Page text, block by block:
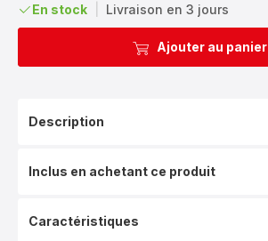
En stock Livraison en 3 jours
Ajouter au panier
Description
Inclus en achetant ce produit
Caractéristiques